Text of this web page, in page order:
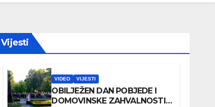
Vijesti
VIDEO VIJESTI
OBILJEŽEN DAN POBJEDE I
DOMOVINSKE ZAHVALNOSTI